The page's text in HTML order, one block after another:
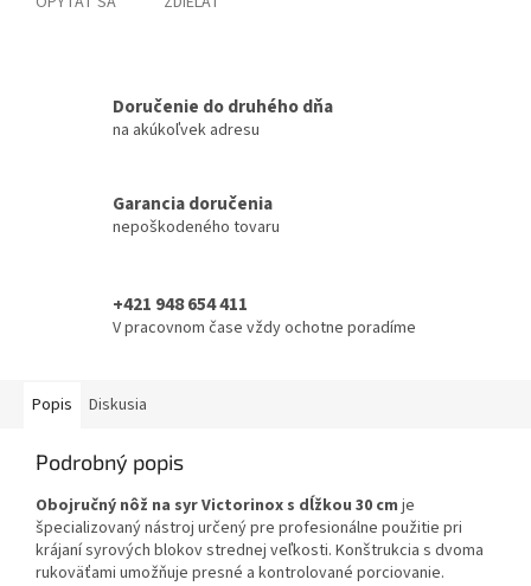
Doručenie do druhého dňa
na akúkoľvek adresu
Garancia doručenia
nepoškodeného tovaru
+421 948 654 411
V pracovnom čase vždy ochotne poradíme
Popis Diskusia
Podrobný popis
Obojručný nôž na syr Victorinox s dĺžkou 30 cm je
špecializovaný nástroj určený pre profesionálne použitie pri
krájaní syrových blokov strednej veľkosti. Konštrukcia s dvoma
rukoväťami umožňuje presné a kontrolované porciovanie.